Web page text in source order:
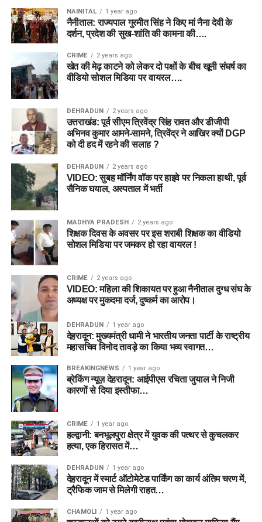
NAINITAL 1 year ago
नैनीताल: राज्यपाल गुरमीत सिंह ने किए मां नैना देवी के
दर्शन, प्रदेश की सुख-शांति की कामना की….
CRIME 2 years ago
खेत की मेढ़ काटने को लेकर दो पक्षों के बीच खूनी संघर्ष का
वीडियो सोशल मिडिया पर वायरल….
DEHRADUN 2 years ago
उत्तराखंड: पूर्व सीएम त्रिवेंद्र सिंह रावत और डीजीपी
अभिनव कुमार आमने-सामने, त्रिवेंद्र ने आखिर क्यों DGP
को दी हद में रहने की सलाह ?
DEHRADUN 2 years ago
VIDEO: सुबह मॉर्निंग वॉक पर हाइवे पर निकला हाथी, पूर्व
सैनिक घयाल, अस्पताल में भर्ती
MADHYA PRADESH 2 years ago
शिक्षक दिवस के अवसर पर इस शराबी शिक्षक का वीडियो
सोशल मिडिया पर जमकर हो रहा वायरल !
CRIME 2 years ago
VIDEO: महिला की शिकायत पर हुआ नैनीताल दुग्ध संघ के
अध्यक्ष पर मुकदमा दर्ज, दुष्कर्म का आरोप।
DEHRADUN 1 year ago
देहरादून: मुख्यमंत्री धामी ने भारतीय जनता पार्टी के राष्ट्रीय
महासचिव विनोद तावड़े का किया भव्य स्वागत…
BREAKINGNEWS 1 year ago
ब्रेकिंग न्यूज़ देहरादून: आईपीएस रचिता जुयाल ने निजी
कारणों से दिया इस्तीफा…
CRIME 1 year ago
हल्द्वानी: बनभूलपुरा क्षेत्र में युवक की पत्थर से कुचलकर
हत्या, एक हिरासत में…
DEHRADUN 1 year ago
देहरादून में स्मार्ट ऑटोमेटेड पार्किंग का कार्य अंतिम चरण में,
ट्रैफिक जाम से मिलेगी राहत…
CHAMOLI 1 year ago